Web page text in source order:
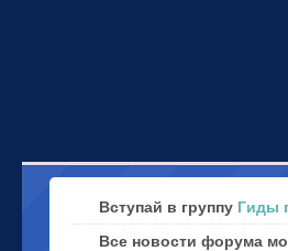
Вступай в группу Гиды
Все новости форума